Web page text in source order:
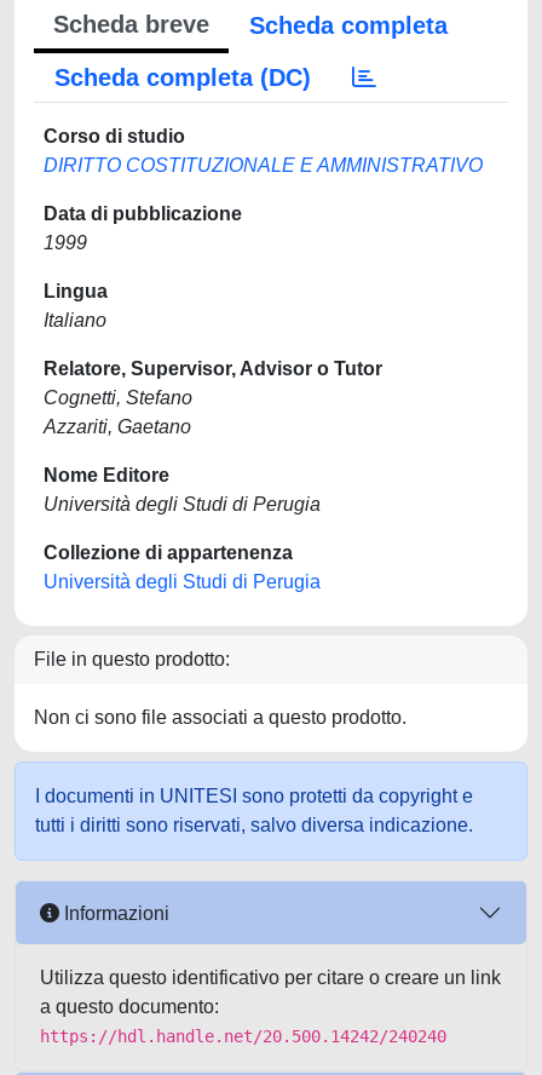
Scheda breve
Scheda completa
Scheda completa (DC)
Corso di studio
DIRITTO COSTITUZIONALE E AMMINISTRATIVO
Data di pubblicazione
1999
Lingua
Italiano
Relatore, Supervisor, Advisor o Tutor
Cognetti, Stefano
Azzariti, Gaetano
Nome Editore
Università degli Studi di Perugia
Collezione di appartenenza
Università degli Studi di Perugia
File in questo prodotto:
Non ci sono file associati a questo prodotto.
I documenti in UNITESI sono protetti da copyright e
tutti i diritti sono riservati, salvo diversa indicazione.
Informazioni
Utilizza questo identificativo per citare o creare un link
a questo documento:
https://hdl.handle.net/20.500.14242/240240